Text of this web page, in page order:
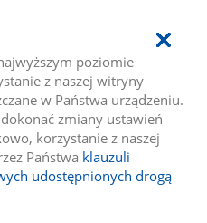
poziomie
z naszej witryny
w Państwa urządzeniu.
zmiany ustawień
korzystanie z naszej
Państwa klauzuli
udostępnionych drogą